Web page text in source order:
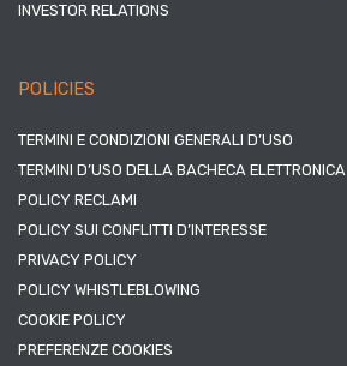
INVESTOR RELATIONS
POLICIES
TERMINI E CONDIZIONI GENERALI D’USO
TERMINI D’USO DELLA BACHECA ELETTRONICA
POLICY RECLAMI
POLICY SUI CONFLITTI D’INTERESSE
PRIVACY POLICY
POLICY WHISTLEBLOWING
COOKIE POLICY
PREFERENZE COOKIES